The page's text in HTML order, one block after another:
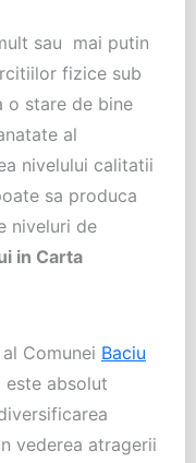
sau mai putin
fizice sub
o stare de bine
al
nivelului calitatii
sa produca
niveluri de
in Carta
Comunei Baciu
este absolut
vederea atragerii